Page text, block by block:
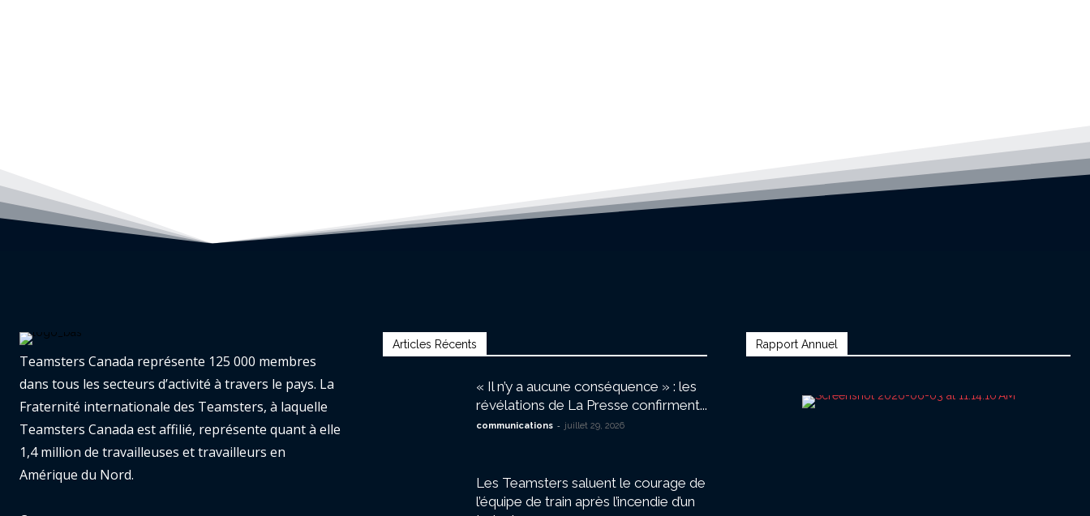
Teamsters Canada représente 125 000 membres
dans tous les secteurs d’activité à travers le pays. La
Fraternité internationale des Teamsters, à laquelle
Teamsters Canada est affilié, représente quant à elle
1,4 million de travailleuses et travailleurs en
Amérique du Nord.
Articles Récents
« Il n’y a aucune conséquence » : les
révélations de La Presse confirment...
communications - juillet 29, 2026
Les Teamsters saluent le courage de
l’équipe de train après l’incendie d’un
Rapport Annuel